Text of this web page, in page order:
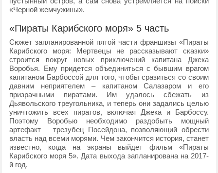
«Черной жемчужины».
«Пираты Карибского моря» 5 часть
Сюжет запланированной пятой части франшизы «Пираты
Карибского моря: Мертвецы не рассказывают сказки»
строится вокруг новых приключений капитана Джека
Воробья. Ему придется объединиться с бывшим врагом
капитаном Барбоссой для того, чтобы сразиться со своим
давним неприятелем – капитаном Салазаром и его
призрачными пиратами. Им удалось сбежать из
Дьявольского треугольника, и теперь они задались целью
уничтожить всех пиратов, включая Джека и Барбоссу.
Поэтому Воробью необходимо раздобыть мощный
артефакт – трезубец Посейдона, позволяющий обрести
власть над всеми морями. Чем закончится история, станет
известно, когда на экраны выйдет фильм «Пираты
Карибского моря 5». Дата выхода запланирована на 2017-
й год.